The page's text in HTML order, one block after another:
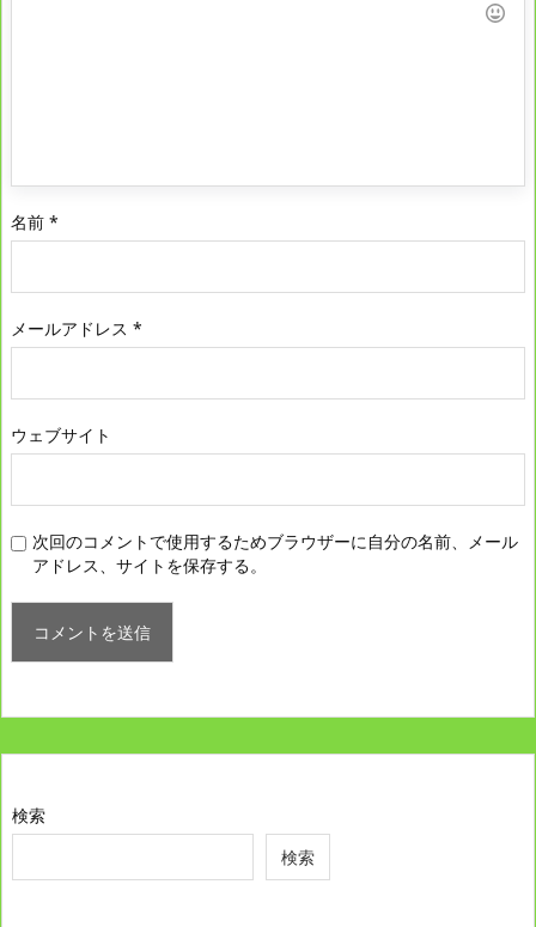
名前 *
メールアドレス *
ウェブサイト
次回のコメントで使用するためブラウザーに自分の名前、メール
アドレス、サイトを保存する。
検索
検索